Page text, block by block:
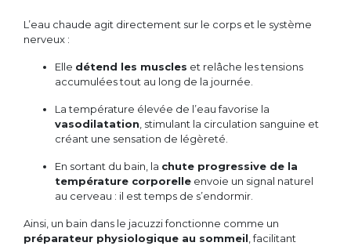
L’eau chaude agit directement sur le corps et le système
nerveux :
Elle détend les muscles et relâche les tensions
accumulées tout au long de la journée.
La température élevée de l’eau favorise la
vasodilatation , stimulant la circulation sanguine et
créant une sensation de légèreté.
En sortant du bain, la chute progressive de la
température corporelle envoie un signal naturel
au cerveau : il est temps de s’endormir.
Ainsi, un bain dans le jacuzzi fonctionne comme un
préparateur physiologique au sommeil , facilitant